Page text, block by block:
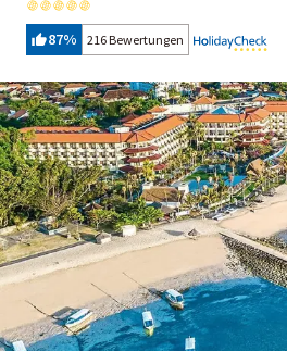
87% 216 Bewertungen